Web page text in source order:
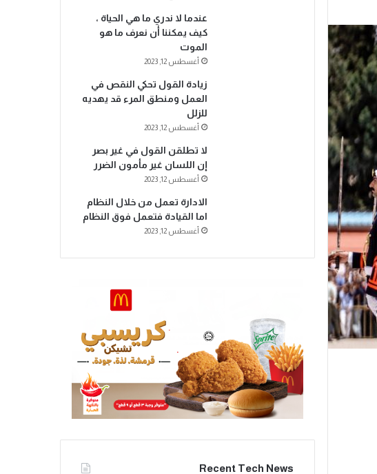
عندما لا ندري ما هي الحياة ،
كيف يمكننا أن نعرف ما هو
الموت
أغسطس 12, 2023
زيادة القول تحكي النقص في
العمل ومنطق المرء قد يهديه
للزلل
أغسطس 12, 2023
لا تطلقن القول في غير بصر
إن اللسان غير مأمون الضرر
أغسطس 12, 2023
الادارة تعمل من خلال النظام
اما القيادة فتعمل فوق النظام
أغسطس 12, 2023
Recent Tech News